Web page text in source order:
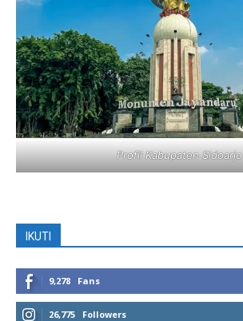
Profil Kabupaten Sidoarjo
IKUTI
9,278 Fans
26,775 Followers